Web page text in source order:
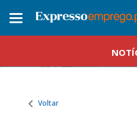
Toggle
Voltar